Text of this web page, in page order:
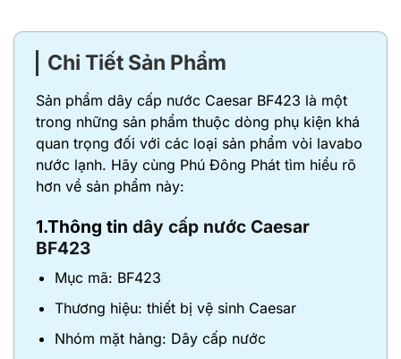
Chi Tiết Sản Phẩm
Sản phẩm dây cấp nước Caesar BF423 là một
trong những sản phẩm thuộc dòng phụ kiện khá
quan trọng đối với các loại sản phẩm vòi lavabo
nước lạnh. Hãy cùng Phú Đông Phát tìm hiểu rõ
hơn về sản phẩm này:
1.Thông tin dây cấp nước Caesar
BF423
Mục mã: BF423
Thương hiệu: thiết bị vệ sinh Caesar
Nhóm mặt hàng: Dây cấp nước